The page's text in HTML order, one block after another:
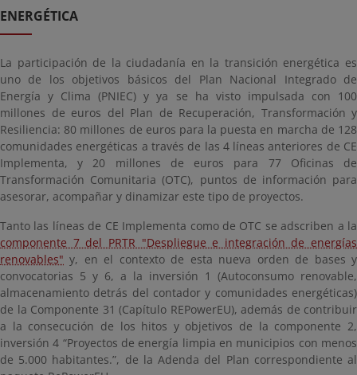
ENERGÉTICA
La participación de la ciudadanía en la transición energética es
uno de los objetivos básicos del Plan Nacional Integrado de
Energía y Clima (PNIEC) y ya se ha visto impulsada con 100
millones de euros del Plan de Recuperación, Transformación y
Resiliencia: 80 millones de euros para la puesta en marcha de 128
comunidades energéticas a través de las 4 líneas anteriores de CE
Implementa, y 20 millones de euros para 77 Oficinas de
Transformación Comunitaria (OTC), puntos de información para
asesorar, acompañar y dinamizar este tipo de proyectos.
Tanto las líneas de CE Implementa como de OTC se adscriben a la
componente 7 del PRTR "Despliegue e integración de energías
renovables" y, en el contexto de esta nueva orden de bases y
convocatorias 5 y 6, a la inversión 1 (Autoconsumo renovable,
almacenamiento detrás del contador y comunidades energéticas)
de la Componente 31 (Capítulo REPowerEU), además de contribuir
a la consecución de los hitos y objetivos de la componente 2,
inversión 4 “Proyectos de energía limpia en municipios con menos
de 5.000 habitantes.”, de la Adenda del Plan correspondiente al